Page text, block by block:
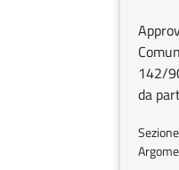
142/
da